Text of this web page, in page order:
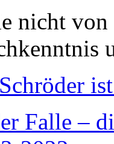
nicht
Falle –